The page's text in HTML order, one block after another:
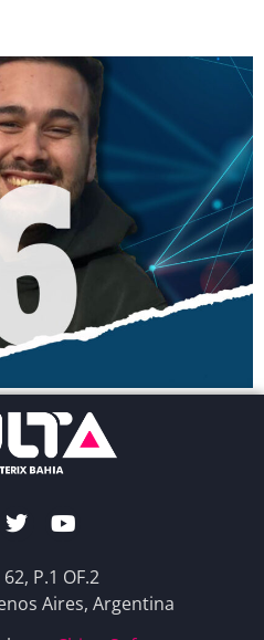
P.1 OF.2
Aires, Argentina